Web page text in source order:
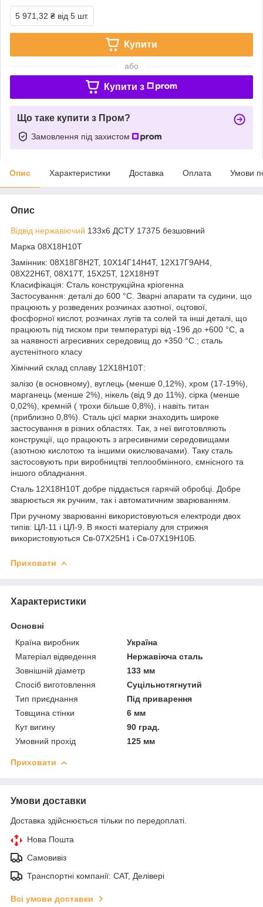
5 971,32 ₴ від 5 шт.
Купити
або
Купити з
Що таке купити з Пром?
Замовлення під захистом
Опис Характеристики Доставка Оплата Умови
Опис
Відвід нержавіючий 133х6 ДСТУ 17375 безшовний
Марка 08Х18Н10Т
Замінник: 08Х18Г8Н2Т, 10Х14Г14Н4Т, 12Х17Г9АН4,
08Х22Н6Т, 08Х17Т, 15Х25Т, 12Х18Н9Т
Класифікація: Сталь конструкційна кріогенна
Застосування: деталі до 600 °С. Зварні апарати та судини, що
працюють у розведених розчинах азотної, оцтової,
фосфорної кислот, розчинах лугів та солей та інші деталі, що
працюють під тиском при температурі від -196 до +600 °С, а
за наявності агресивних середовищ до +350 °С.; сталь
аустенітного класу
Хімічний склад сплаву 12Х18Н10Т:
залізо (в основному), вуглець (менше 0,12%), хром (17-19%),
марганець (менше 2%), нікель (від 9 до 11%), сірка (менше
0,02%), кремній ( трохи більше 0,8%), і навіть титан
(приблизно 0,8%). Сталь цієї марки знаходить широке
застосування в різних областях. Так, з неї виготовляють
конструкції, що працюють з агресивними середовищами
(азотною кислотою та іншими окислювачами). Таку сталь
застосовують при виробництві теплообмінного, ємнісного та
іншого обладнання.
Сталь 12Х18Н10Т добре піддається гарячій обробці. Добре
зварюється як ручним, так і автоматичним зварюванням.
При ручному зварюванні використовуються електроди двох
типів: ЦЛ-11 і ЦЛ-9. В якості матеріалу для стрижня
використовуються Св-07Х25Н1 і Св-07Х19Н10Б.
Приховати
Характеристики
Основні
Країна виробник
Україна
Матеріал відведення
Нержавіюча сталь
Зовнішній діаметр
133 мм
Спосіб виготовлення
Суцільнотягнутий
Тип приєднання
Під приварення
Товщина стінки
6 мм
Кут вигину
90 град.
Умовний прохід
125 мм
Приховати
Умови доставки
Доставка здійснюється тільки по передоплаті.
Нова Пошта
Самовивіз
Транспортні компанії: САТ, Делівері
Всі умови доставки